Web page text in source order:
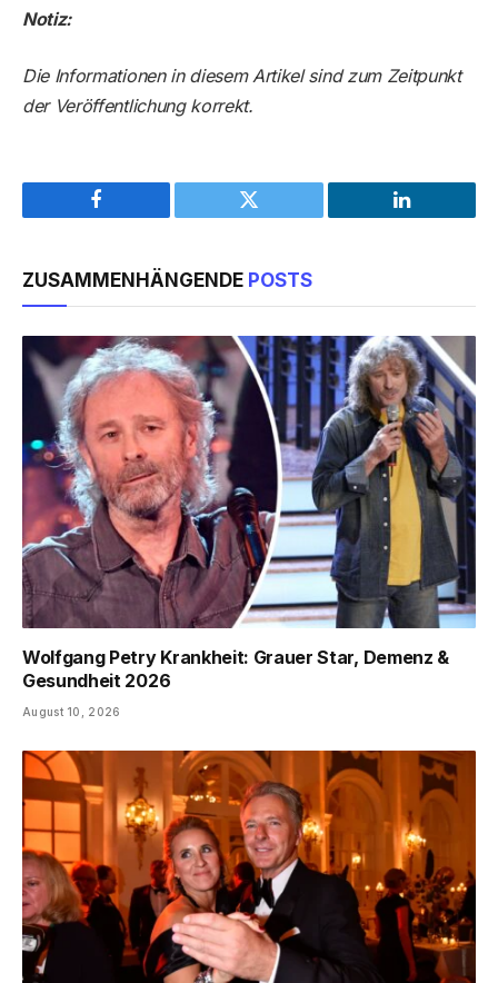
Notiz:
Die Informationen in diesem Artikel sind zum Zeitpunkt
der Veröffentlichung korrekt.
Facebook Twitter LinkedIn
ZUSAMMENHÄNGENDE POSTS
Wolfgang Petry Krankheit: Grauer Star, Demenz &
Gesundheit 2026
August 10, 2026